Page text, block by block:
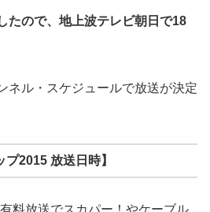
たので、 地上波テレビ朝日で18
ネル・スケジュールで放送が決定
2015 放送日時】
有料放送でスカパー！やケーブル